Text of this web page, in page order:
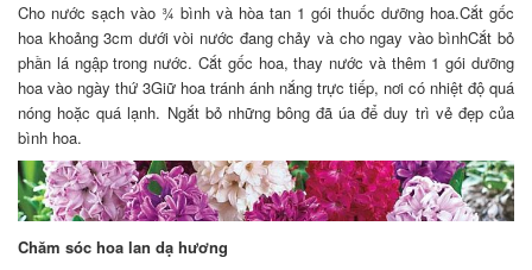
Cho nước sạch vào ¾ bình và hòa tan 1 gói thuốc dưỡng hoa.Cắt gốc
hoa khoảng 3cm dưới vòi nước đang chảy và cho ngay vào bìnhCắt bỏ
phần lá ngập trong nước. Cắt gốc hoa, thay nước và thêm 1 gói dưỡng
hoa vào ngày thứ 3Giữ hoa tránh ánh nắng trực tiếp, nơi có nhiệt độ quá
nóng hoặc quá lạnh. Ngắt bỏ những bông đã úa để duy trì vẻ đẹp của
bình hoa.
Chăm sóc hoa lan dạ hương